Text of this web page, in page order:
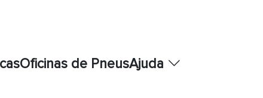
Oficinas de PneusAjuda